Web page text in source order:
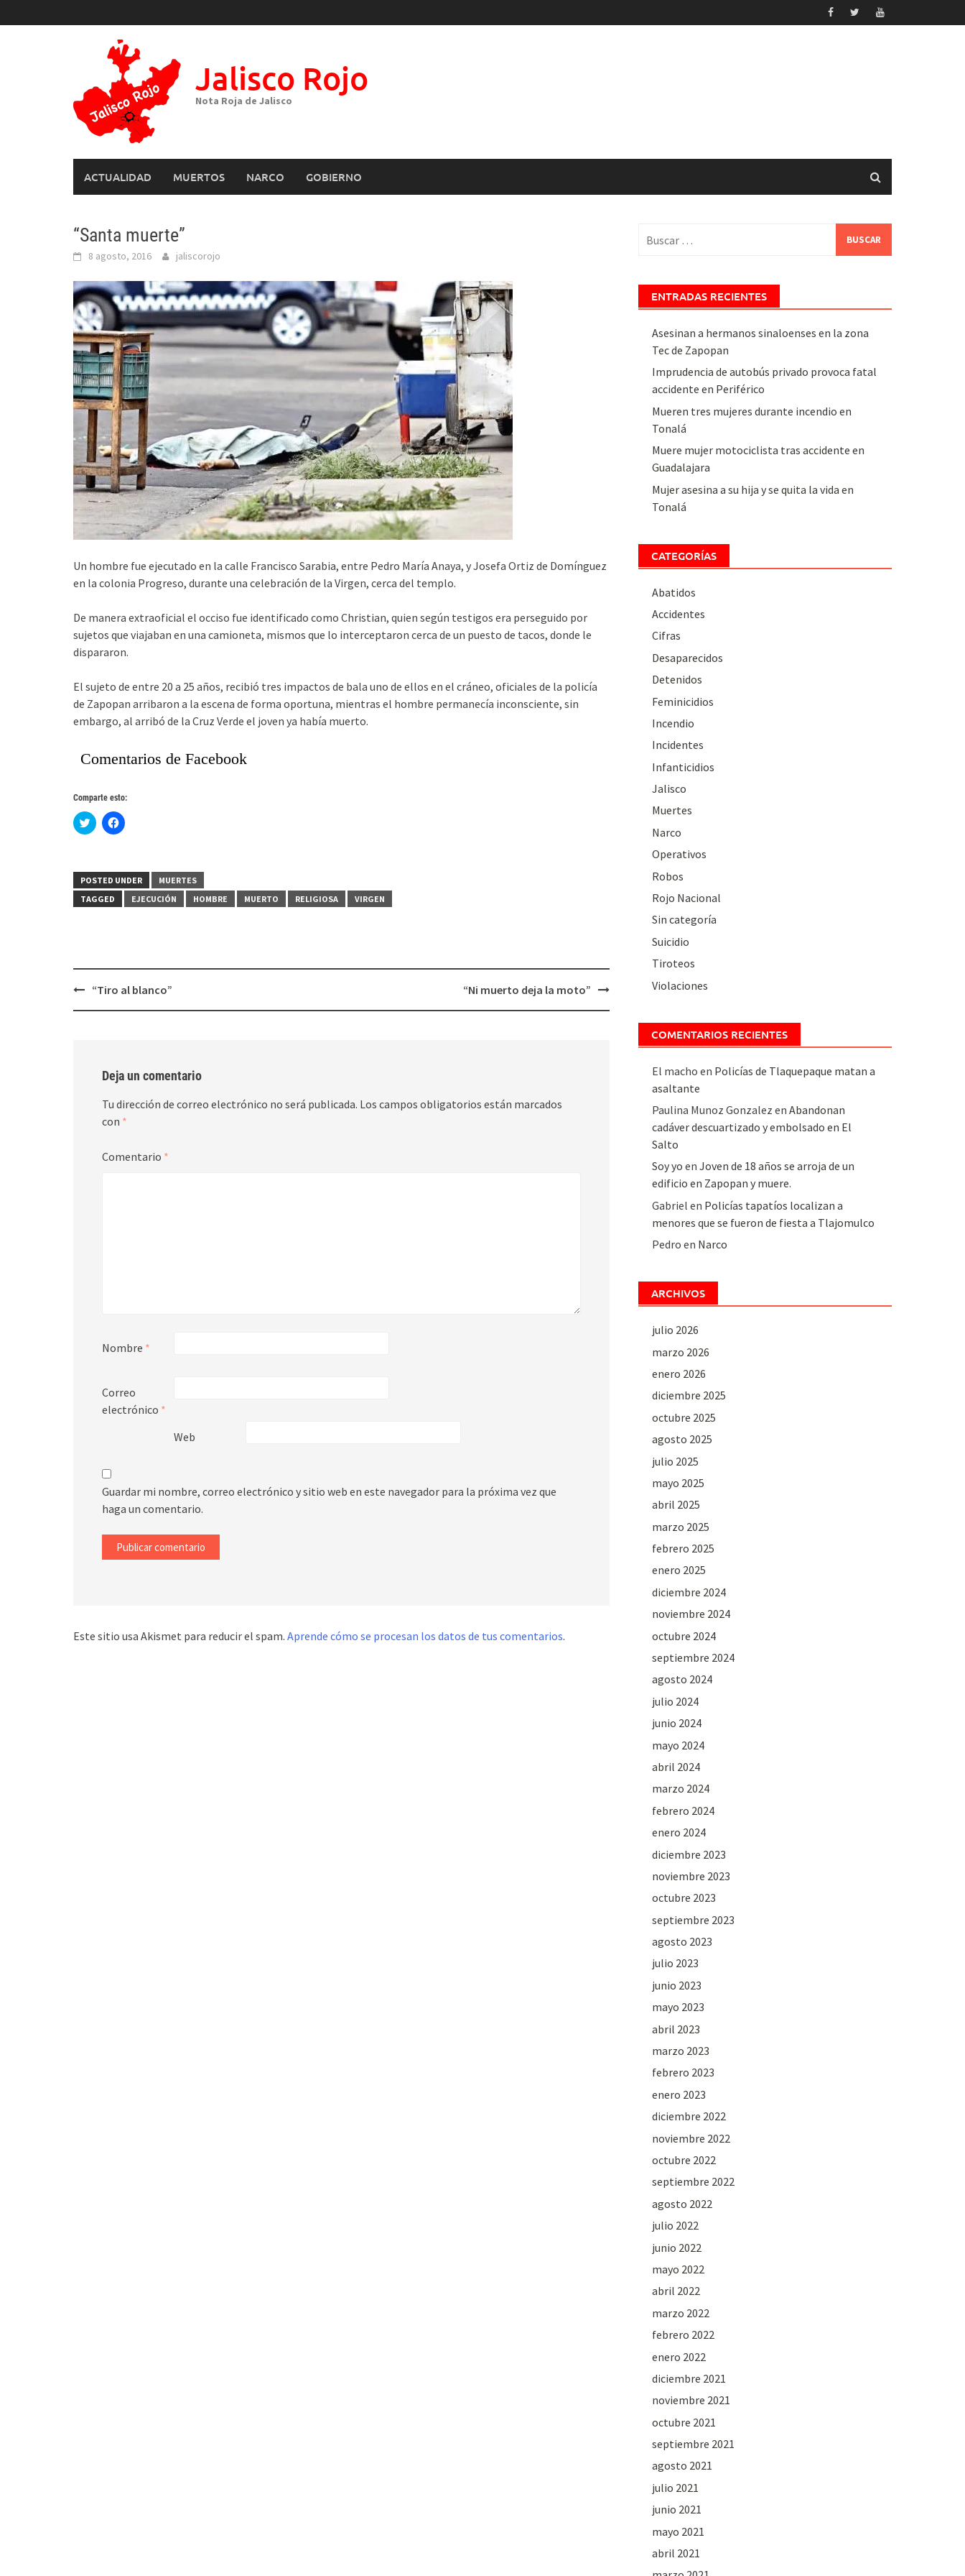
to
Jalisco Rojo
Nota Roja de Jalisco
ACTUALIDAD MUERTOS NARCO GOBIERNO
“Santa muerte”
8 agosto, 2016 jaliscorojo
Un hombre fue ejecutado en la calle Francisco Sarabia, entre Pedro María Anaya, y Josefa Ortiz de Domínguez
en la colonia Progreso, durante una celebración de la Virgen, cerca del templo.
De manera extraoficial el occiso fue identificado como Christian, quien según testigos era perseguido por
sujetos que viajaban en una camioneta, mismos que lo interceptaron cerca de un puesto de tacos, donde le
dispararon.
El sujeto de entre 20 a 25 años, recibió tres impactos de bala uno de ellos en el cráneo, oficiales de la policía
de Zapopan arribaron a la escena de forma oportuna, mientras el hombre permanecía inconsciente, sin
embargo, al arribó de la Cruz Verde el joven ya había muerto.
Comentarios de Facebook
Comparte esto:
Haz
clic
(Se
abre
en
una
Haz
clic
(Se
abre
una
POSTED UNDER
MUERTES
TAGGED
EJECUCIÓN HOMBRE MUERTO RELIGIOSA VIRGEN
Post“Tiro al blanco” “Ni muerto deja la moto”
Deja un comentario
Tu dirección de correo electrónico no será publicada. Los campos obligatorios están marcados
con *
Comentario *
Nombre *
Correo
electrónico *
Web
Guardar mi nombre, correo electrónico y sitio web en este navegador para la próxima vez que
haga un comentario.
Este sitio usa Akismet para reducir el spam. Aprende cómo se procesan los datos de tus comentarios.
ENTRADAS RECIENTES
Asesinan a hermanos sinaloenses en la zona
Tec de Zapopan
Imprudencia de autobús privado provoca fatal
accidente en Periférico
Mueren tres mujeres durante incendio en
Tonalá
Muere mujer motociclista tras accidente en
Guadalajara
Mujer asesina a su hija y se quita la vida en
Tonalá
CATEGORÍAS
Abatidos
Accidentes
Cifras
Desaparecidos
Detenidos
Feminicidios
Incendio
Incidentes
Infanticidios
Jalisco
Muertes
Narco
Operativos
Robos
Rojo Nacional
Sin categoría
Suicidio
Tiroteos
Violaciones
COMENTARIOS RECIENTES
El macho en Policías de Tlaquepaque matan a
asaltante
Paulina Munoz Gonzalez en Abandonan
cadáver descuartizado y embolsado en El
Salto
Soy yo en Joven de 18 años se arroja de un
edificio en Zapopan y muere.
Gabriel en Policías tapatíos localizan a
menores que se fueron de fiesta a Tlajomulco
Pedro en Narco
ARCHIVOS
julio 2026
marzo 2026
enero 2026
diciembre 2025
octubre 2025
agosto 2025
julio 2025
mayo 2025
abril 2025
marzo 2025
febrero 2025
enero 2025
diciembre 2024
noviembre 2024
octubre 2024
septiembre 2024
agosto 2024
julio 2024
junio 2024
mayo 2024
abril 2024
marzo 2024
febrero 2024
enero 2024
diciembre 2023
noviembre 2023
octubre 2023
septiembre 2023
agosto 2023
julio 2023
junio 2023
mayo 2023
abril 2023
marzo 2023
febrero 2023
enero 2023
diciembre 2022
noviembre 2022
octubre 2022
septiembre 2022
agosto 2022
julio 2022
junio 2022
mayo 2022
abril 2022
marzo 2022
febrero 2022
enero 2022
diciembre 2021
noviembre 2021
octubre 2021
septiembre 2021
agosto 2021
julio 2021
junio 2021
mayo 2021
abril 2021